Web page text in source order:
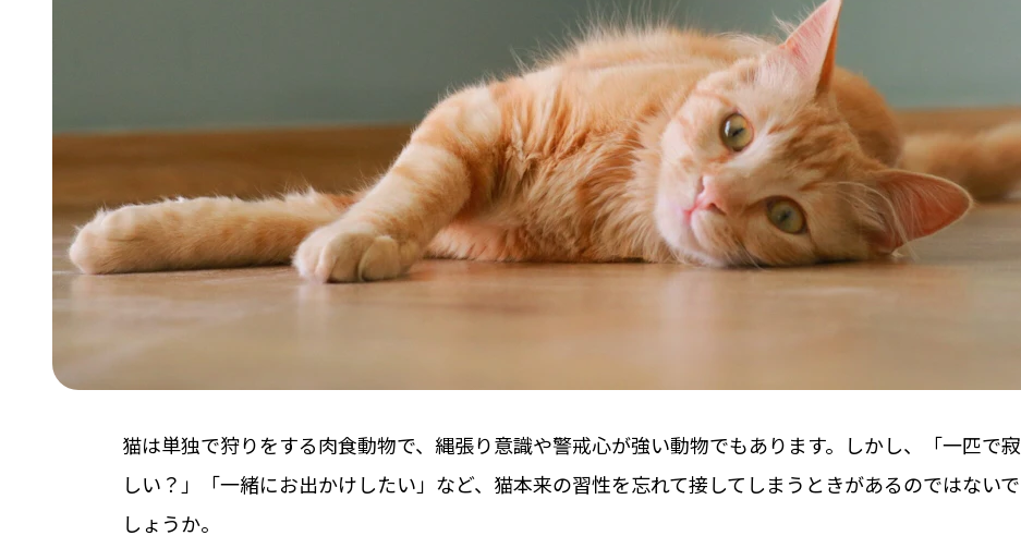
猫は単独で狩りをする肉食動物で、縄張り意識や警戒心が強い動物でもあります。しかし、「一匹で寂
しい？」「一緒にお出かけしたい」など、猫本来の習性を忘れて接してしまうときがあるのではないで
しょうか。